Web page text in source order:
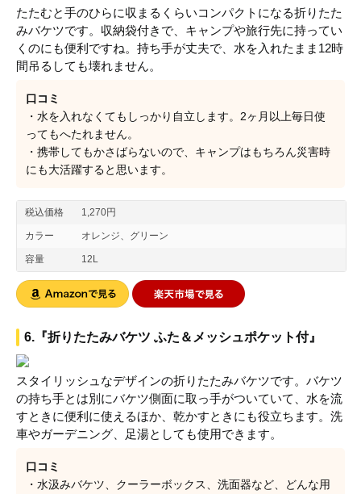
たたむと手のひらに収まるくらいコンパクトになる折りたた
みバケツです。収納袋付きで、キャンプや旅行先に持ってい
くのにも便利ですね。持ち手が丈夫で、水を入れたまま12時
間吊るしても壊れません。
口コミ
・水を入れなくてもしっかり自立します。2ヶ月以上毎日使
ってもへたれません。
・携帯してもかさばらないので、キャンプはもちろん災害時
にも大活躍すると思います。
税込価格 1,270円
カラー オレンジ、グリーン
容量 12L
6.『折りたたみバケツ ふた＆メッシュポケット付』
スタイリッシュなデザインの折りたたみバケツです。バケツ
の持ち手とは別にバケツ側面に取っ手がついていて、水を流
すときに便利に使えるほか、乾かすときにも役立ちます。洗
車やガーデニング、足湯としても使用できます。
口コミ
・水汲みバケツ、クーラーボックス、洗面器など、どんな用